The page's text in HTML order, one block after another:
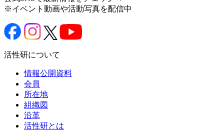
※イベント動画や活動写真を配信中
活性研について
情報公開資料
会員
所在地
組織図
沿革
活性研とは